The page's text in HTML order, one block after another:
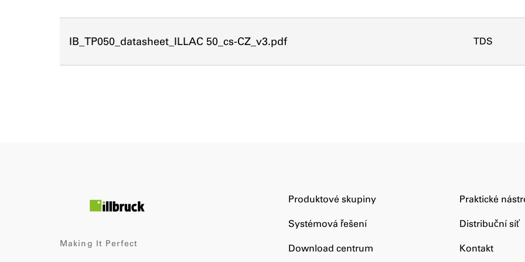
IB_TP050_datasheet_ILLAC 50_cs-CZ_v3.pdf TDS
Making It Perfect
Produktové skupiny
Systémová řešení
Download centrum
Praktické
Distribuční síť
Kontakt